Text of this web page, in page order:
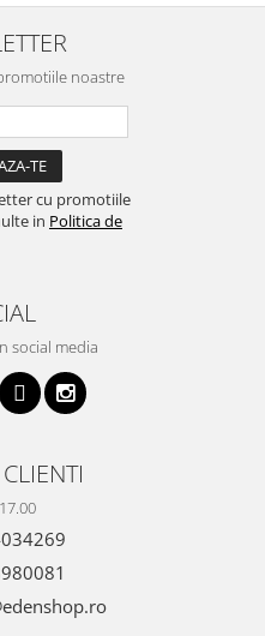
buna, recomand cu drag !
noastre
cu promotiile
in Politica de
social media